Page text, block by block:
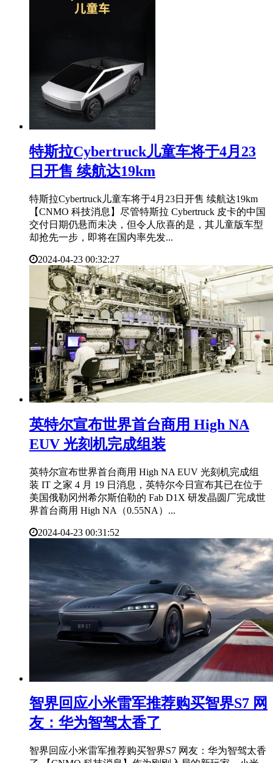
特斯拉Cybertruck儿童车将于4月23
日开售 续航达19km
特斯拉Cybertruck儿童车将于4月23日开售 续航达19km
【CNMO 科技消息】尽管特斯拉 Cybertruck 皮卡的中国
交付日期仍悬而未决，但令人欣喜的是，其儿童版车型
却抢先一步，即将在国内率先发...
2024-04-23 00:32:27
英特尔宣布世界首台商用 High NA
EUV 光刻机完成组装
英特尔宣布世界首台商用 High NA EUV 光刻机完成组
装 IT 之家 4 月 19 日消息，英特尔今日宣布其已在位于
美国俄勒冈州希尔斯伯勒的 Fab D1X 研发晶圆厂完成世
界首台商用 High NA（0.55NA）...
2024-04-23 00:31:52
智界回应小米雷军推荐购买智界S7 网
友：华为智驾太香了
智界回应小米雷军推荐购买智界S7 网友：华为智驾太香